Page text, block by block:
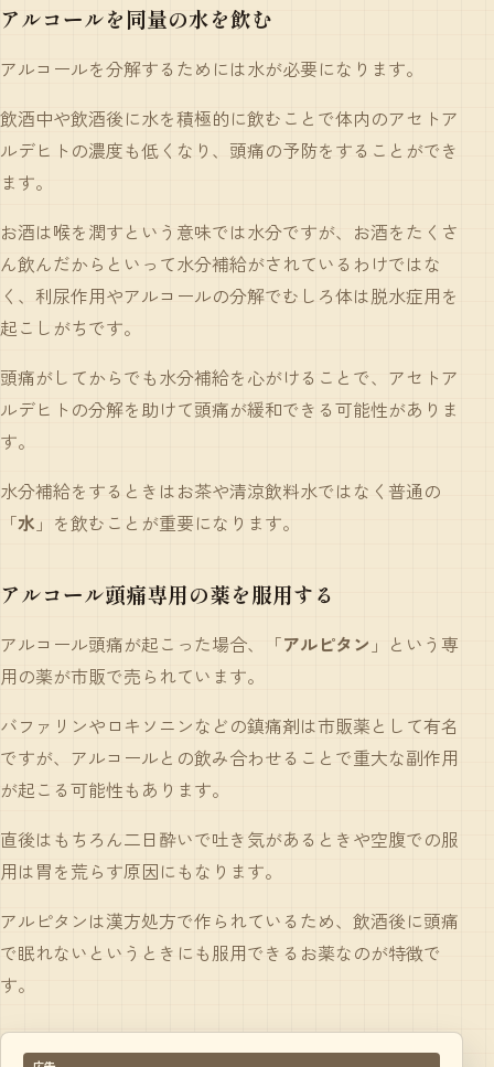
アルコールを同量の水を飲む
アルコールを分解するためには水が必要になります。
飲酒中や飲酒後に水を積極的に飲むことで体内のアセトア
ルデヒトの濃度も低くなり、頭痛の予防をすることができ
ます。
お酒は喉を潤すという意味では水分ですが、お酒をたくさ
ん飲んだからといって水分補給がされているわけではな
く、利尿作用やアルコールの分解でむしろ体は脱水症用を
起こしがちです。
頭痛がしてからでも水分補給を心がけることで、アセトア
ルデヒトの分解を助けて頭痛が緩和できる可能性がありま
す。
水分補給をするときはお茶や清涼飲料水ではなく普通の
「水 」を飲むことが重要になります。
アルコール頭痛専用の薬を服用する
アルコール頭痛が起こった場合、「アルピタン 」という専
用の薬が市販で売られています。
バファリンやロキソニンなどの鎮痛剤は市販薬として有名
ですが、アルコールとの飲み合わせることで重大な副作用
が起こる可能性もあります。
直後はもちろん二日酔いで吐き気があるときや空腹での服
用は胃を荒らす原因にもなります。
アルピタンは漢方処方で作られているため、飲酒後に頭痛
で眠れないというときにも服用できるお薬なのが特徴で
す。